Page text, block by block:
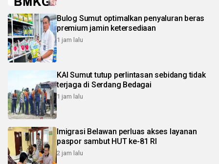
Bulog Sumut optimalkan penyaluran beras
premium jamin ketersediaan
1 jam lalu
KAI Sumut tutup perlintasan sebidang tidak
terjaga di Serdang Bedagai
1 jam lalu
Imigrasi Belawan perluas akses layanan
paspor sambut HUT ke-81 RI
2 jam lalu